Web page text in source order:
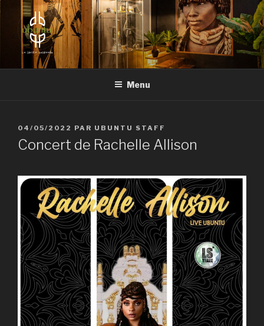
contenu
principal
UBUNTU
Le Jardin Suspendu
Menu
PUBLIÉ
LE
04/05/2022 PAR UBUNTU STAFF
Concert de Rachelle Allison